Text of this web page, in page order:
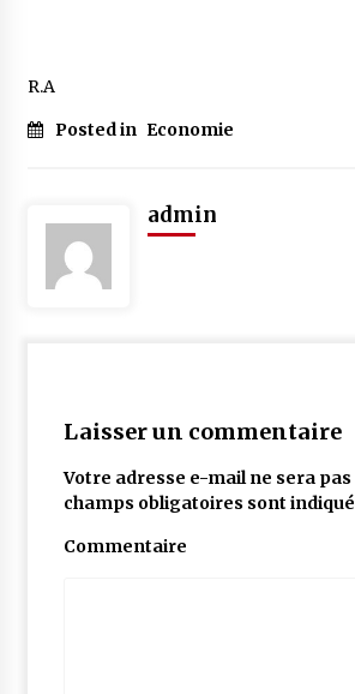
R.A
Posted in Economie
admin
Laisser un commentaire
Votre adresse e-mail ne sera pas
champs obligatoires sont
Commentaire